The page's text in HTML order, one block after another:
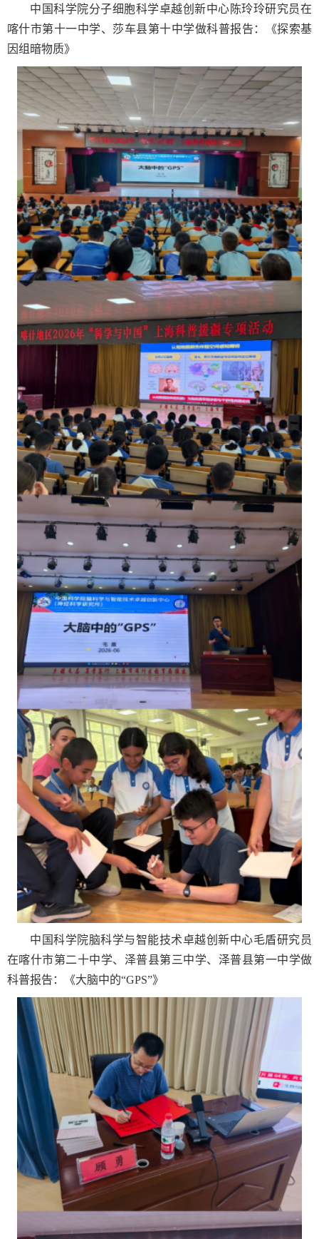
中国科学院分子细胞科学卓越创新中心陈玲玲研究员在
喀什市第十一中学、莎车县第十中学做科普报告：《探索基
因组暗物质》
中国科学院脑科学与智能技术卓越创新中心毛盾研究员
在喀什市第二十中学、泽普县第三中学、泽普县第一中学做
科普报告：《大脑中的“GPS”》